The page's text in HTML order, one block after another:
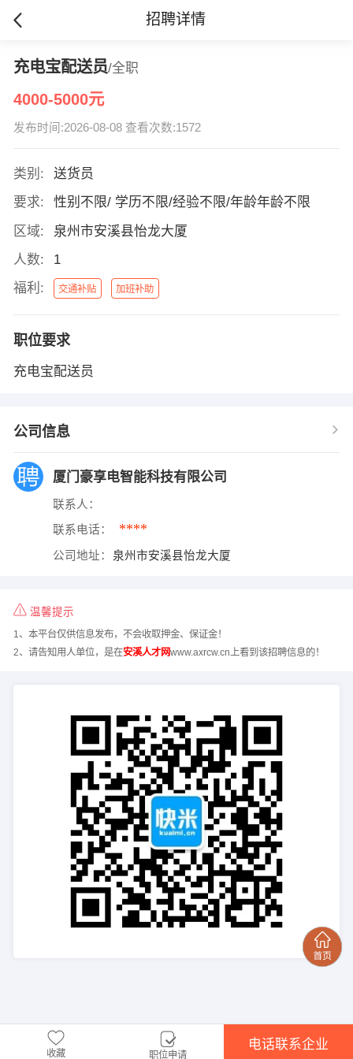
招聘详情
充电宝配送员/全职
4000-5000元
发布时间:2026-08-08 查看次数:1572
类别:
送货员
要求:
性别不限/ 学历不限/经验不限/年龄年龄不限
区域:
泉州市安溪县怡龙大厦
人数:
1
福利:
交通补贴 加班补助
职位要求
充电宝配送员
公司信息
厦门豪享电智能科技有限公司
联系人：
联系电话： ****
公司地址： 泉州市安溪县怡龙大厦
温馨提示
1、本平台仅供信息发布，不会收取押金、保证金！
2、请告知用人单位，是在安溪人才网www.axrcw.cn上看到该招聘信息的！
收藏 职位申请
电话联系企业